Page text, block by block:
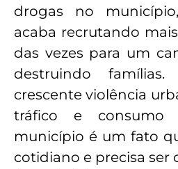
drogas no
acaba recrutando
das vezes para um
destruindo
crescente violência
tráfico e
município é um fato
cotidiano e precisa